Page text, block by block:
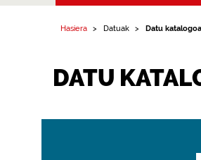
Foral de Bizkaia
Hasiera Datuak Datu katalogoa
DATU